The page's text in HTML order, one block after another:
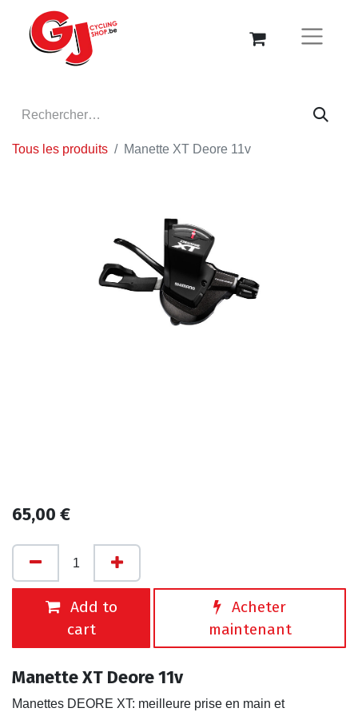
Tous les produits Manette XT Deore 11v
65,00 €
Add to
cart
Acheter
maintenant
Manette XT Deore 11v
Manettes DEORE XT: meilleure prise en main et